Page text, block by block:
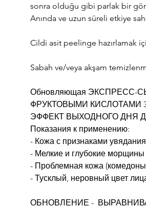
sonra olduğu gibi parlak bir
Anında ve uzun süreli etkiye
Cildi asit peelinge hazırlamak
Sabah ve/veya akşam
Обновляющая ЭКСПРЕСС-
ФРУКТОВЫМИ КИСЛОТАМИ
ЭФФЕКТ ВЫХОДНОГО ДНЯ
Показания к применению:
- Кожа с признаками увядания
- Мелкие и глубокие морщины
- Проблемная кожа
- Тусклый, неровный цвет
ОБНОВЛЕНИЕ -